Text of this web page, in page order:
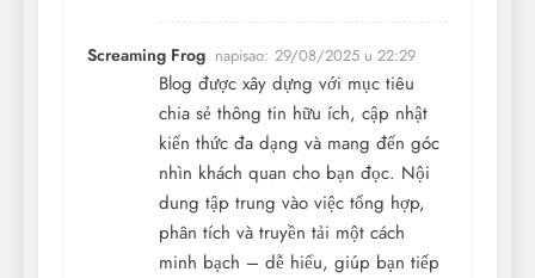
Screaming Frog napisao: 29/08/2025 u 22:29
Blog được xây dựng với mục tiêu
chia sẻ thông tin hữu ích, cập nhật
kiến thức đa dạng và mang đến góc
nhìn khách quan cho bạn đọc. Nội
dung tập trung vào việc tổng hợp,
phân tích và truyền tải một cách
minh bạch – dễ hiểu, giúp bạn tiếp